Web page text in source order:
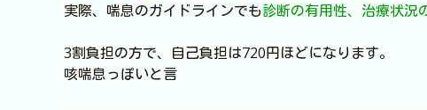
実際、喘息のガイドラインでも診断の有用性、治療状況
3割負担の方で、自己負担は720円ほどになります。
咳喘息っぽいと言